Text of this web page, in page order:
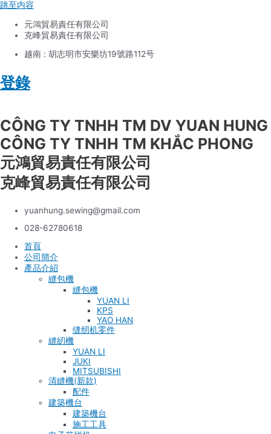
跳至内容
元鴻貿易責任有限公司
克峰貿易責任有限公司
越南 : 胡志明市安樂坊19號路112号
登錄
CÔNG TY TNHH TM DV YUAN HUNG
CÔNG TY TNHH TM KHẮC PHONG
元鴻貿易責任有限公司
克峰貿易責任有限公司
yuanhung.sewing@gmail.com
028-62780618
首頁
公司簡介
產品介紹
縫包機
縫包機
YUAN LI
KPS
YAO HAN
缝纫机零件
縫紉機
YUAN LI
JUKI
MITSUBISHI
清縫機(新款)
配件
建築機台
建築機台
施工工具